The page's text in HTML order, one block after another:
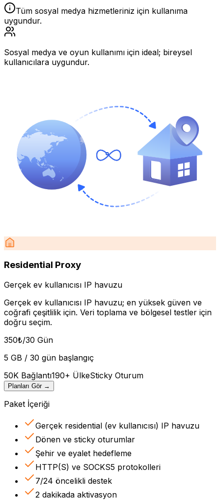
Tüm sosyal medya hizmetleriniz için kullanıma
uygundur.
Sosyal medya ve oyun kullanımı için ideal; bireysel
kullanıcılara uygundur.
Residential Proxy
Gerçek ev kullanıcısı IP havuzu
Gerçek ev kullanıcısı IP havuzu; en yüksek güven ve
coğrafi çeşitlilik için. Veri toplama ve bölgesel testler için
doğru seçim.
350₺/30 Gün
5 GB / 30 gün başlangıç
50K Bağlantı190+ ÜlkeSticky Oturum
Planları Gör →
Paket İçeriği
Gerçek residential (ev kullanıcısı) IP havuzu
Dönen ve sticky oturumlar
Şehir ve eyalet hedefleme
HTTP(S) ve SOCKS5 protokolleri
7/24 öncelikli destek
2 dakikada aktivasyon